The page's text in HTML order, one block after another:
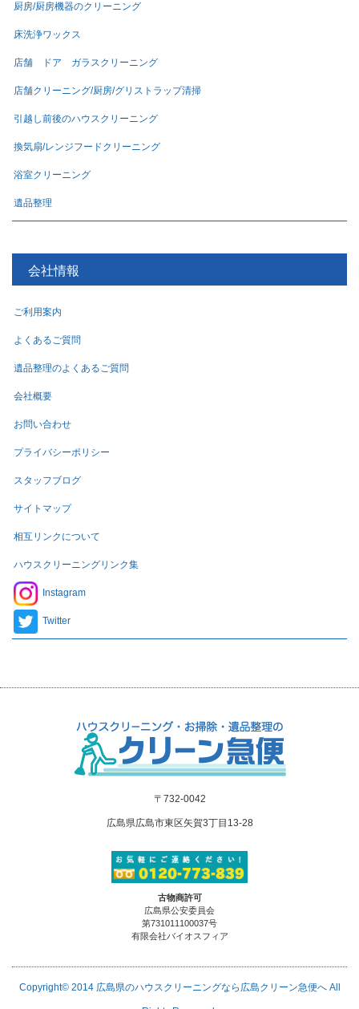
厨房/厨房機器のクリーニング
床洗浄ワックス
店舗 ドア ガラスクリーニング
店舗クリーニング/厨房/グリストラップ清掃
引越し前後のハウスクリーニング
換気扇/レンジフードクリーニング
浴室クリーニング
遺品整理
会社情報
ご利用案内
よくあるご質問
遺品整理のよくあるご質問
会社概要
お問い合わせ
プライバシーポリシー
スタッフブログ
サイトマップ
相互リンクについて
ハウスクリーニングリンク集
Instagram
Twitter
〒732-0042
広島県広島市東区矢賀3丁目13-28
古物商許可
広島県公安委員会
第731011100037号
有限会社バイオスフィア
Copyright© 2014 広島県のハウスクリーニングなら広島クリーン急便へAll